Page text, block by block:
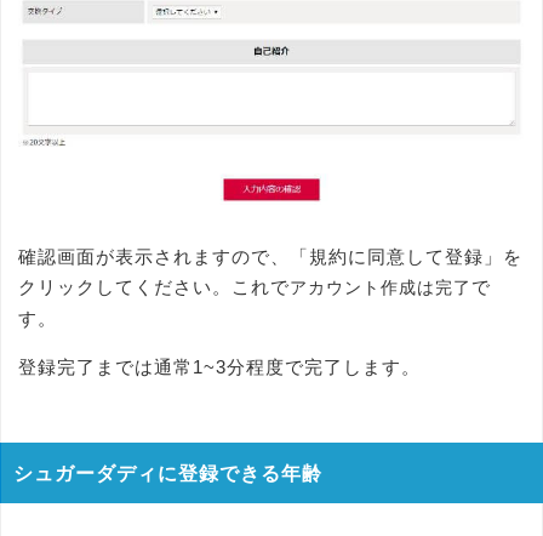
確認画面が表示されますので、「規約に同意して登録」を
クリックしてください。これでアカウント作成は完了 で
す。
登録完了までは通常1~3分程度で完了します。
シュガーダディに登録できる年齢